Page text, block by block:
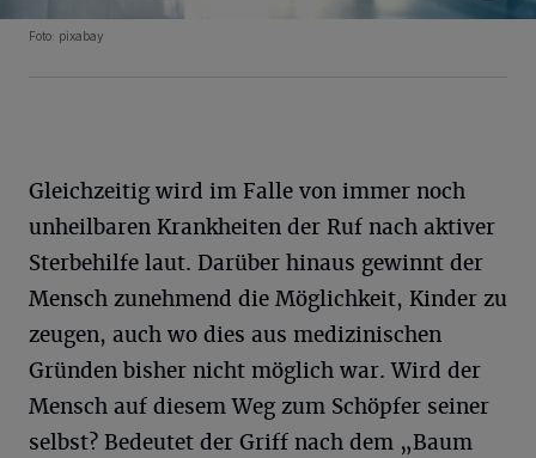
Foto: pixabay
Gleichzeitig wird im Falle von immer noch
unheilbaren Krankheiten der Ruf nach aktiver
Sterbehilfe laut. Darüber hinaus gewinnt der
Mensch zunehmend die Möglichkeit, Kinder zu
zeugen, auch wo dies aus medizinischen
Gründen bisher nicht möglich war. Wird der
Mensch auf diesem Weg zum Schöpfer seiner
selbst? Bedeutet der Griff nach dem „Baum